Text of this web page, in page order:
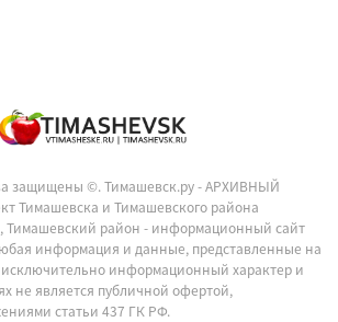
защищены ©.Тимашевск.ру - АРХИВНЫЙ
Тимашевска и Тимашевского района
Тимашевский район - информационный сайт
информация и данные, представленные на
информационный характер и
не является публичной офертой,
статьи 437 ГК РФ.